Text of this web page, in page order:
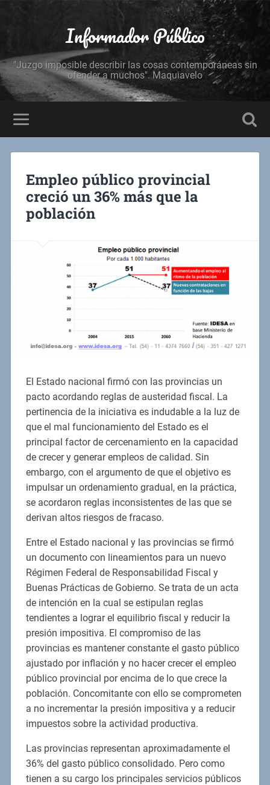
Informador Público
"Juzgo imposible describir las cosas contemporáneas sin
ofender a muchos". Maquiavelo
Empleo público provincial
creció un 36% más que la
población
El Estado nacional firmó con las provincias un
pacto acordando reglas de austeridad fiscal. La
pertinencia de la iniciativa es indudable a la luz de
que el mal funcionamiento del Estado es el
principal factor de cercenamiento en la capacidad
de crecer y generar empleos de calidad. Sin
embargo, con el argumento de que el objetivo es
impulsar un ordenamiento gradual, en la práctica,
se acordaron reglas inconsistentes de las que se
derivan altos riesgos de fracaso.
Entre el Estado nacional y las provincias se firmó
un documento con lineamientos para un nuevo
Régimen Federal de Responsabilidad Fiscal y
Buenas Prácticas de Gobierno. Se trata de un acta
de intención en la cual se estipulan reglas
tendientes a lograr el equilibrio fiscal y reducir la
presión impositiva. El compromiso de las
provincias es mantener constante el gasto público
ajustado por inflación y no hacer crecer el empleo
público provincial por encima de lo que crece la
población. Concomitante con ello se comprometen
a no incrementar la presión impositiva y a reducir
impuestos sobre la actividad productiva.
Las provincias representan aproximadamente el
36% del gasto público consolidado. Pero como
tienen a su cargo los principales servicios públicos